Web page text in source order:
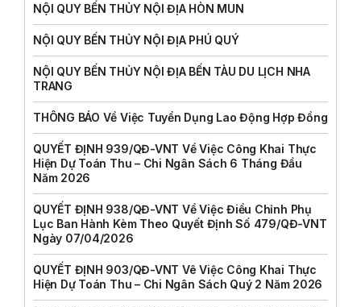
NỘI QUY BẾN THỦY NỘI ĐỊA HÒN MUN
NỘI QUY BẾN THỦY NỘI ĐỊA PHÚ QUÝ
NỘI QUY BẾN THỦY NỘI ĐỊA BẾN TÀU DU LỊCH NHA
TRANG
THÔNG BÁO Về Việc Tuyển Dụng Lao Động Hợp Đồng
QUYẾT ĐỊNH 939/QĐ-VNT Về Việc Công Khai Thực
Hiện Dự Toán Thu – Chi Ngân Sách 6 Tháng Đầu
Năm 2026
QUYẾT ĐỊNH 938/QĐ-VNT Về Việc Điều Chỉnh Phụ
Lục Ban Hành Kèm Theo Quyết Định Số 479/QĐ-VNT
Ngày 07/04/2026
QUYẾT ĐỊNH 903/QĐ-VNT Vê Việc Công Khai Thực
Hiện Dự Toán Thu – Chi Ngân Sách Quý 2 Năm 2026